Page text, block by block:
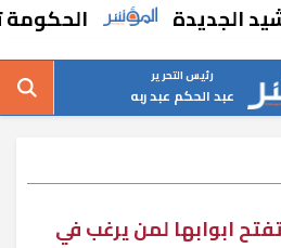
الحكومة تقر
رئيس التحرير
عبد الحكم عبد ربه
ابوابها لمن يرغب في